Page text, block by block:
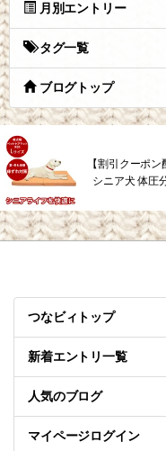
月別エントリー
タグ一覧
ブログトップ
【割引クーポ
シニア犬 体圧
つなビィトップ
新着エントリ一覧
人気のブログ
マイページログイン